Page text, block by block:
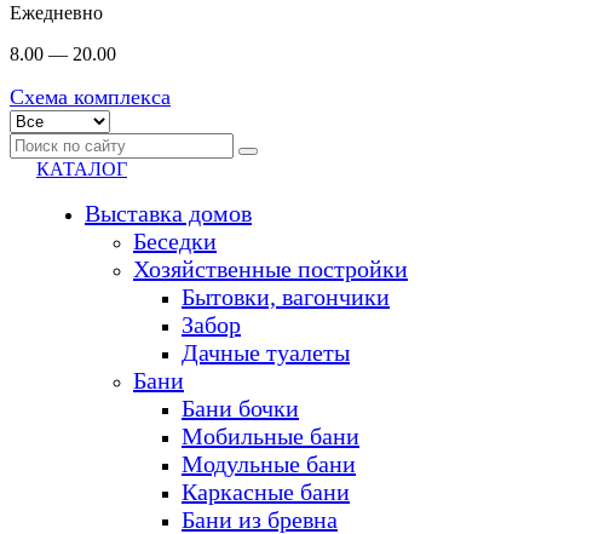
Ежедневно
8.00 — 20.00
Схема комплекса
КАТАЛОГ
Выставка домов
Беседки
Хозяйственные постройки
Бытовки, вагончики
Забор
Дачные туалеты
Бани
Бани бочки
Мобильные бани
Модульные бани
Каркасные бани
Бани из бревна